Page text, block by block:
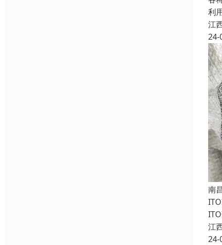
利
江
24-
南
江
24-